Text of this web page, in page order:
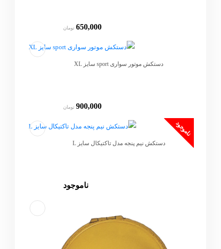
650,000 تومان
دستکش موتور سواری sport سایز XL
900,000 تومان
ناموجود
دستکش نیم پنجه مدل تاکتیکال سایز L
ناموجود